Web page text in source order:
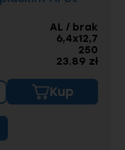
AL / brak
6,4x12,7
250
23.89 zł
Kup